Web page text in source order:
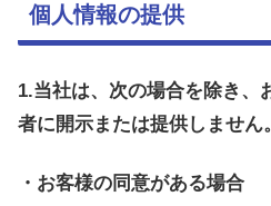
個人情報の提供
1.当社は、次の場合を除き、
者に開示または提供しません。
・お客様の同意がある場合